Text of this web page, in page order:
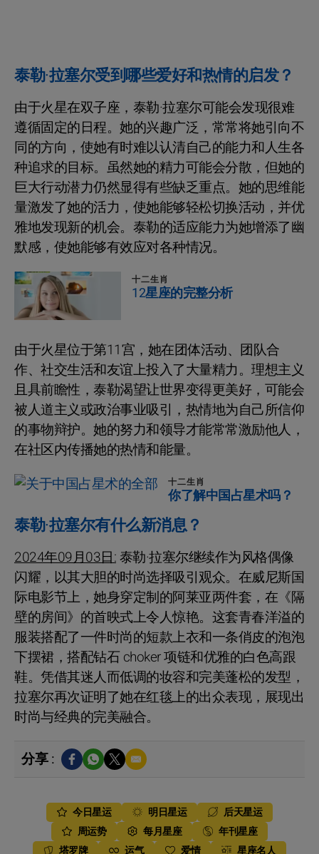
泰勒·拉塞尔受到哪些爱好和热情的启发？
由于火星在双子座，泰勒·拉塞尔可能会发现很难
遵循固定的日程。她的兴趣广泛，常常将她引向不
同的方向，使她有时难以认清自己的能力和人生各
种追求的目标。虽然她的精力可能会分散，但她的
巨大行动潜力仍然显得有些缺乏重点。她的思维能
量激发了她的活力，使她能够轻松切换活动，并优
雅地发现新的机会。泰勒的适应能力为她增添了幽
默感，使她能够有效应对各种情况。
十二生肖
12星座的完整分析
由于火星位于第11宫，她在团体活动、团队合
作、社交生活和友谊上投入了大量精力。理想主义
且具前瞻性，泰勒渴望让世界变得更美好，可能会
被人道主义或政治事业吸引，热情地为自己所信仰
的事物辩护。她的努力和领导才能常常激励他人，
在社区内传播她的热情和能量。
十二生肖
你了解中国占星术吗？
泰勒·拉塞尔有什么新消息？
2024年09月03日:泰勒·拉塞尔继续作为风格偶像
闪耀，以其大胆的时尚选择吸引观众。在威尼斯国
际电影节上，她身穿定制的阿莱亚两件套，在《隔
壁的房间》的首映式上令人惊艳。这套青春洋溢的
服装搭配了一件时尚的短款上衣和一条俏皮的泡泡
下摆裙，搭配钻石 choker 项链和优雅的白色高跟
鞋。凭借其迷人而低调的妆容和完美蓬松的发型，
拉塞尔再次证明了她在红毯上的出众表现，展现出
时尚与经典的完美融合。
分享 :
今日星运 明日星运
后天星运
周运势
每月星座
年刊星座
塔罗牌
运气 爱情
星座名人